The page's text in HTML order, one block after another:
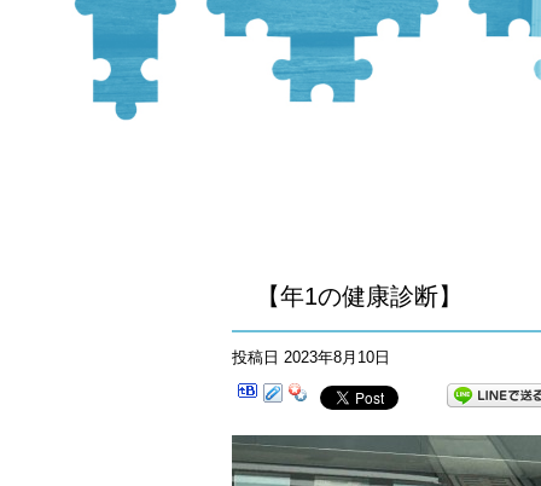
【年1の健康診断】
投稿日 2023年8月10日